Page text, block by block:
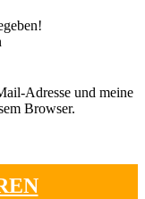
Adresse und meine
Browser.